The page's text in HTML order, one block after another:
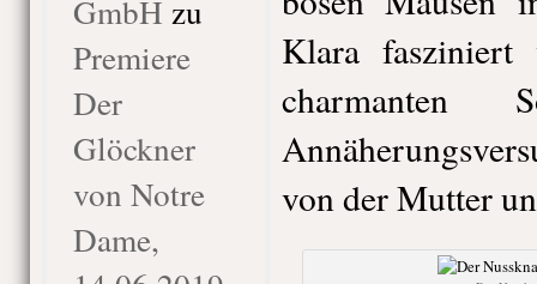
GmbH zu
Premiere
Der
Glöckner
von Notre
Dame,
Klara
charmanten
von der Mutter